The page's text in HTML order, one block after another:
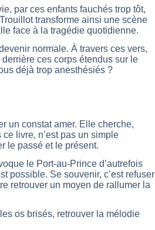
par ces enfants fauchés trop tôt,
transforme ainsi une scène
face à la tragédie quotidienne.
normale. À travers ces vers,
ces corps étendus sur le
déjà trop anesthésiés ?
un constat amer. Elle cherche,
livre, n’est pas un simple
le passé et le présent.
le Port-au-Prince d’autrefois
possible. Se souvenir, c’est refuser
retrouver un moyen de rallumer la
os brisés, retrouver la mélodie